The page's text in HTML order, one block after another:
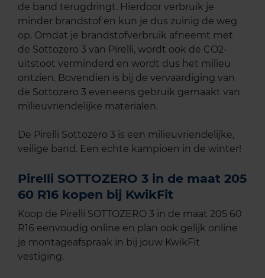
de band terugdringt. Hierdoor verbruik je
minder brandstof en kun je dus zuinig de weg
op. Omdat je brandstofverbruik afneemt met
de Sottozero 3 van Pirelli, wordt ook de CO2-
uitstoot verminderd en wordt dus het milieu
ontzien. Bovendien is bij de vervaardiging van
de Sottozero 3 eveneens gebruik gemaakt van
milieuvriendelijke materialen.
De Pirelli Sottozero 3 is een milieuvriendelijke,
veilige band. Een echte kampioen in de winter!
Pirelli SOTTOZERO 3 in de maat 205
60 R16 kopen bij KwikFit
Koop de Pirelli SOTTOZERO 3 in de maat 205 60
R16 eenvoudig online en plan ook gelijk online
je montageafspraak in bij jouw KwikFit
vestiging.